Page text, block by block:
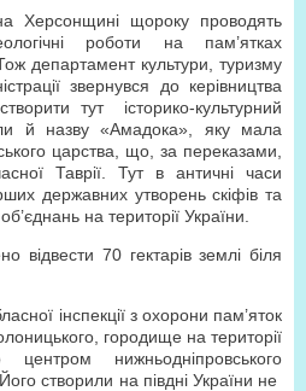
Херсонщині щороку проводять
роботи на пам’ятках
департамент культури, туризму
звернувся до керівництва
тут історико-культурний
й назву «Амадока», яку мала
царства, що, за переказами,
Таврії. Тут в античні часи
державних утворень скіфів та
на території України.
відвести 70 гектарівземлі біля
інспекції з охорони пам’яток
городище на території
нижньодніпровського
створили на півдні України не